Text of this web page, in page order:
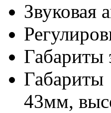
Звуковая
Габариты
43мм,